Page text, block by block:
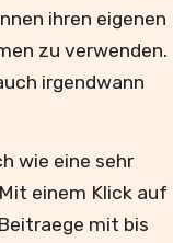
ihren eigenen
zu verwenden.
irgendwann
wie eine sehr
einem Klick auf
mit bis